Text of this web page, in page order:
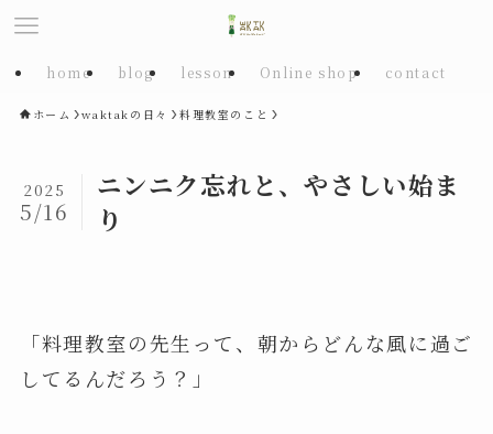
home blog lesson Online shop contact
ホーム waktakの日々 料理教室のこと
ニンニク忘れと、やさしい始ま
り
2025
5/16
「料理教室の先生って、朝からどんな風に過ご
してるんだろう？」